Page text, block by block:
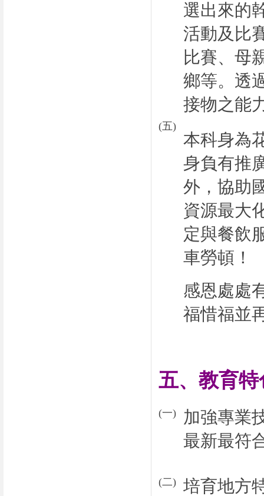
選出來的
活動及比
比賽、母
鄉等。透
接物之能
(五)
本科身為
身負有推
外，協助
資源最大
定與餐飲
車勞頓！
感恩處處
福惜福並
五、教育特
(一)
加強專業
最新最符
(二) 培育地方